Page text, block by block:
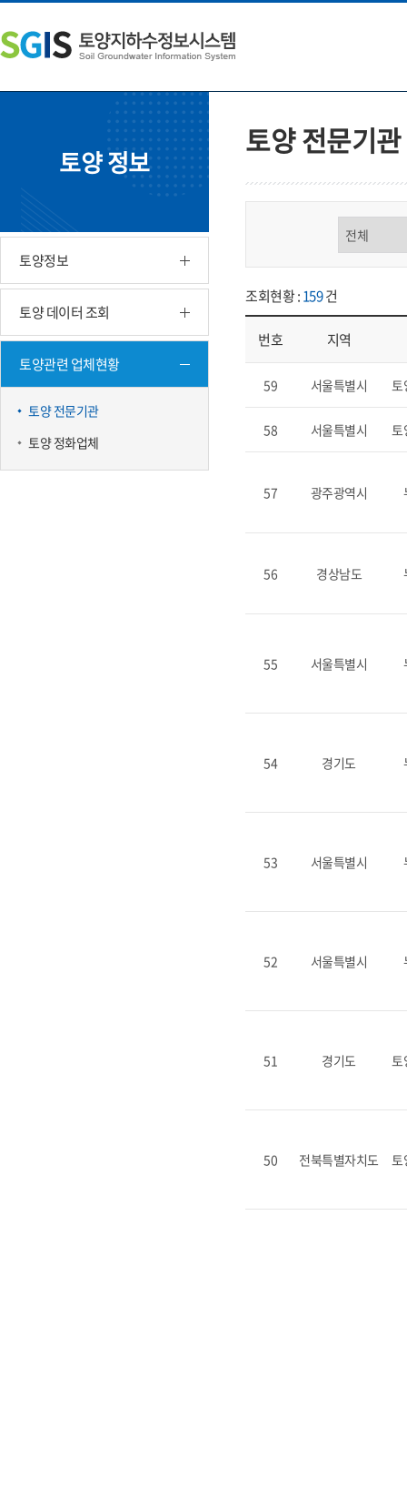
문
내
용
쪽
메
뉴
단
주
소
토양 정보
토양정보
토양 데이터 조회
토양관련 업체현황
토양 전문기관
토양 정화업체
토양 전문기관
조회현황 :159건
번호 지역
59 서울특별시 토
58 서울특별시 토
57 광주광역시
56 경상남도
55 서울특별시
54 경기도
53 서울특별시
52 서울특별시
51 경기도 토
50 전북특별자치도 토